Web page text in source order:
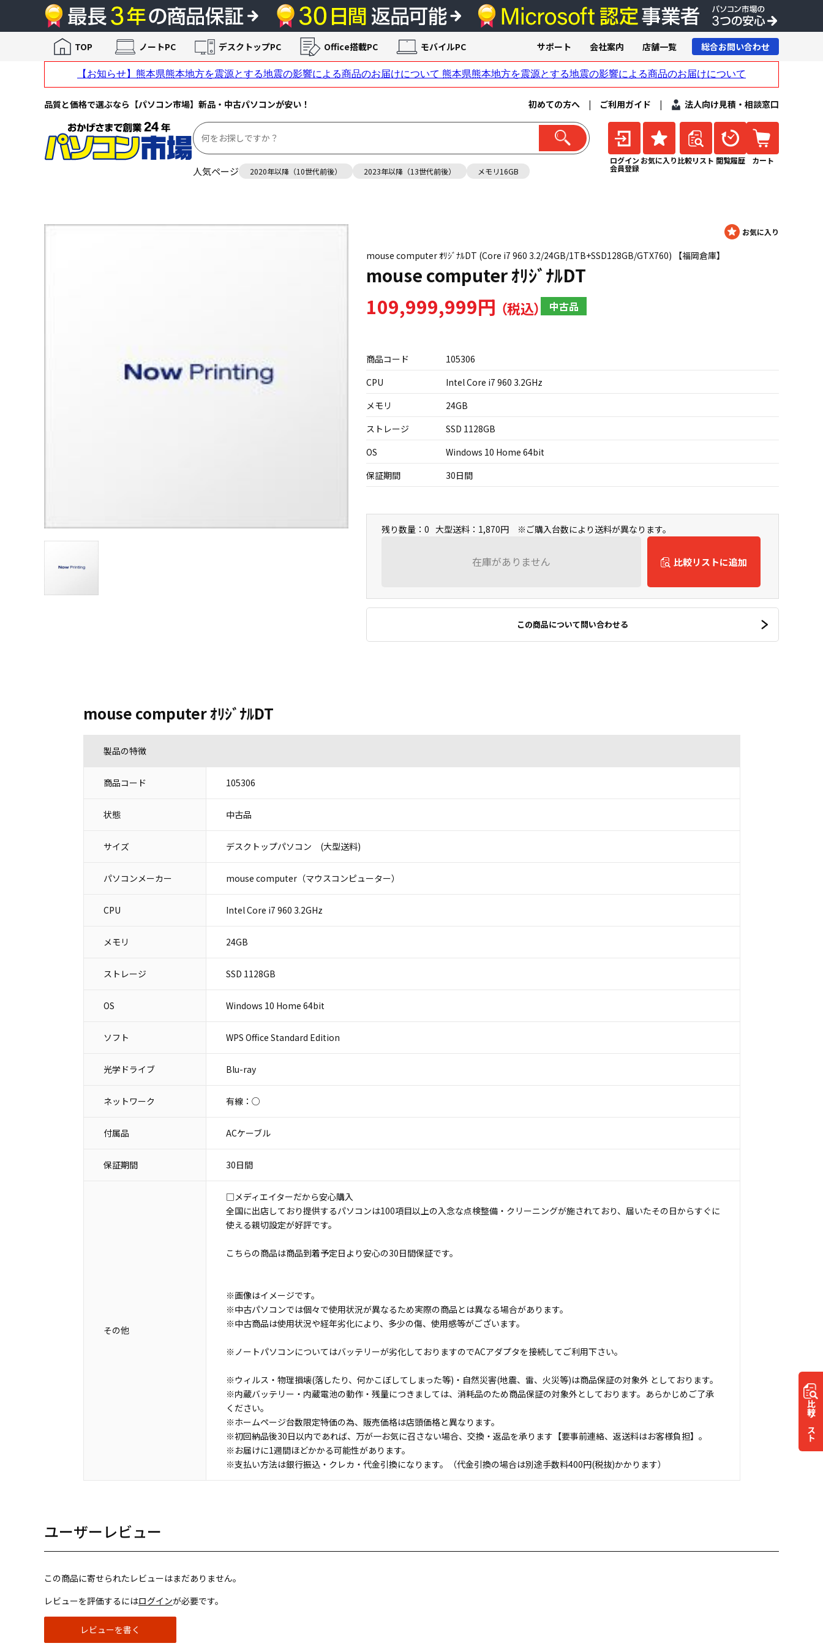
品質と価格で選ぶなら【パソコン市場】新品・中古パソコンが安い！ 初めての方へ | ご利用ガイド | 法人向け見積・相談窓口
人気ページ 2020年以降（10世代前後） 2023年以降（13世代前後） メモリ16GB
ログイン
会員登録
お気に入り 比較リスト 閲覧履歴 カート
TOP ノートPC デスクトップPC Office搭載PC モバイルPC サポート 会社案内 店舗一覧 総合お問い合わせ
mouse computer ｵﾘｼﾞﾅﾙDT (Core i7 960 3.2/24GB/1TB+SSD128GB/GTX760) 【福岡倉庫】
mouse computer ｵﾘｼﾞﾅﾙDT
109,999,999円 中古品
商品コード
105306
CPU
Intel Core i7 960 3.2GHz
メモリ
24GB
ストレージ
SSD 1128GB
OS
Windows 10 Home 64bit
保証期間
30日間
残り数量：0 大型送料：1,870円 ※ご購入台数により送料が異なります。
在庫がありません 比較リストに追加
この商品について問い合わせる
比較
リスト
mouse computer ｵﾘｼﾞﾅﾙDT
製品の特徴
商品コード 105306
状態 中古品
サイズ デスクトップパソコン (大型送料)
パソコンメーカー mouse computer（マウスコンピューター）
CPU Intel Core i7 960 3.2GHz
メモリ 24GB
ストレージ SSD 1128GB
OS Windows 10 Home 64bit
ソフト WPS Office Standard Edition
光学ドライブ Blu-ray
ネットワーク 有線：○
付属品 ACケーブル
保証期間 30日間
その他
□メディエイターだから安心購入
全国に出店しており提供するパソコンは100項目以上の入念な点検整備・クリーニングが施されており、届いたその日からすぐに
使える親切設定が好評です。
こちらの商品は商品到着予定日より安心の30日間保証です。
※画像はイメージです。
※中古パソコンでは個々で使用状況が異なるため実際の商品とは異なる場合があります。
※中古商品は使用状況や経年劣化により、多少の傷、使用感等がございます。
※ノートパソコンについてはバッテリーが劣化しておりますのでACアダプタを接続してご利用下さい。
※ウィルス・物理損壊(落したり、何かこぼしてしまった等)・自然災害(地震、雷、火災等)は商品保証の対象外 としております。
※内蔵バッテリー・内蔵電池の動作・残量につきましては、消耗品のため商品保証の対象外としております。あらかじめご了承
ください。
※ホームページ台数限定特価の為、販売価格は店頭価格と異なります。
※初回納品後30日以内であれば、万が一お気に召さない場合、交換・返品を承ります【要事前連絡、返送料はお客様負担】。
※お届けに1週間ほどかかる可能性があります。
※支払い方法は銀行振込・クレカ・代金引換になります。（代金引換の場合は別途手数料400円(税抜)かかります）
ユーザーレビュー
この商品に寄せられたレビューはまだありません。
レビューを評価するにはログインが必要です。
レビューを書く